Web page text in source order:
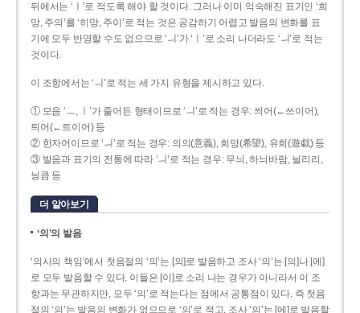
뒤에서는 ‘ㅣ’로 적도록 해야 할 것이다. 그러나 이미 익숙해진 표기인 ‘희
망, 주의’를 ‘히망, 주이’로 적는 것은 공감하기 어렵고 발음의 변화를 표
기에 모두 반영할 수도 없으므로 ‘ㅢ’가 ‘ㅣ’로 소리 나더라도 ‘ㅢ’로 적는
것이다.
이 조항에서는 ‘ㅢ’로 적는 세 가지 유형을 제시하고 있다.
① 모음 ‘ㅡ, ㅣ’가 줄어든 형태이므로 ‘ㅢ’로 적는 경우: 씌어(←쓰이어),
틔어(←트이어) 등
② 한자어이므로 ‘ㅢ’로 적는 경우: 의의(意義), 희망(希望), 유희(遊戱) 등
③ 발음과 표기의 전통에 따라 ‘ㅢ’로 적는 경우: 무늬, 하늬바람, 늴리리,
닁큼 등
더 알아보기
‘의’의 발음
‘의사의 책임’에서 첫음절의 ‘의’는 [의]로 발음하고 조사 ‘의’는 [의]나 [에]
로 모두 발음할 수 있다. 이들은 [이]로 소리 나는 경우가 아니라서 이 조
항과는 무관하지만, 모두 ‘의’로 적는다는 점에서 공통점이 있다. 즉 첫음
절의 ‘의’는 발음의 변화가 없으므로 ‘의’로 적고, 조사 ‘의’는 [에]로 발음할